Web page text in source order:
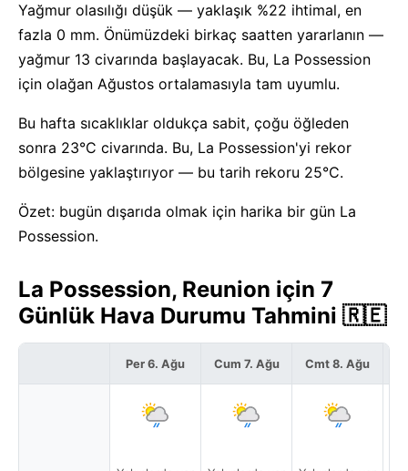
Yağmur olasılığı düşük — yaklaşık %22 ihtimal, en
fazla 0 mm. Önümüzdeki birkaç saatten yararlanın —
yağmur 13 civarında başlayacak. Bu, La Possession
için olağan Ağustos ortalamasıyla tam uyumlu.
Bu hafta sıcaklıklar oldukça sabit, çoğu öğleden
sonra 23°C civarında. Bu, La Possession'yi rekor
bölgesine yaklaştırıyor — bu tarih rekoru 25°C.
Özet: bugün dışarıda olmak için harika bir gün La
Possession.
La Possession, Reunion için 7
Günlük Hava Durumu Tahmini 🇷🇪
Per 6. Ağu Cum 7. Ağu Cmt 8. Ağu